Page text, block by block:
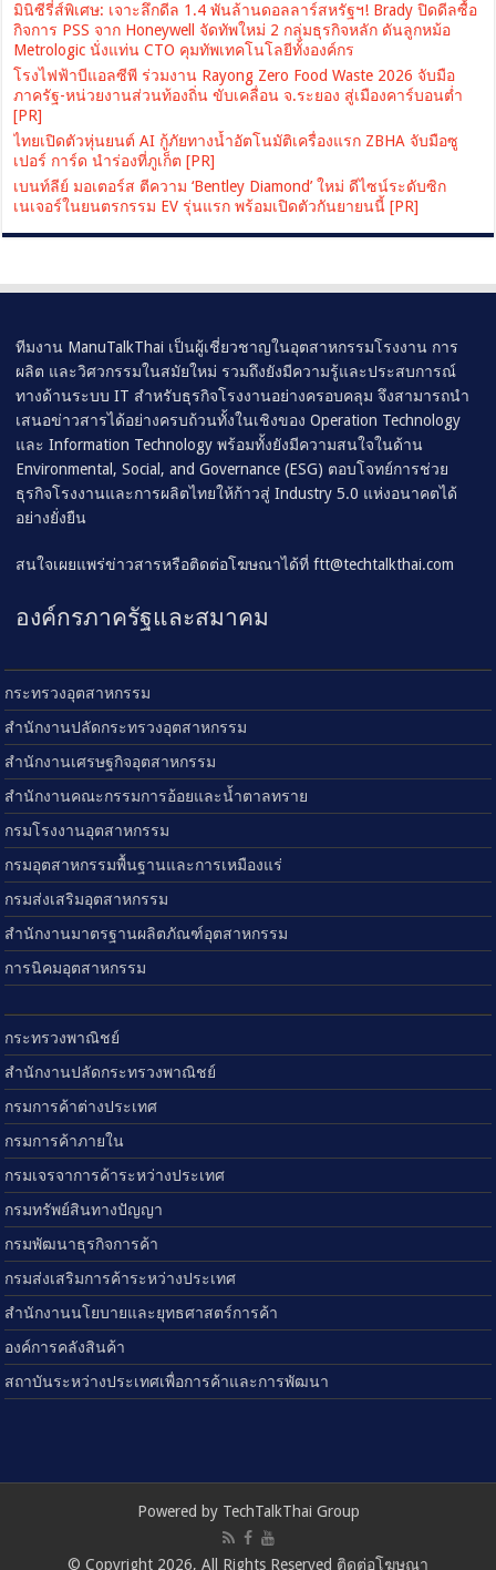
มินิซีรี่ส์พิเศษ: เจาะลึกดีล 1.4 พันล้านดอลลาร์สหรัฐฯ! Brady ปิดดีลซื้อ
กิจการ PSS จาก Honeywell จัดทัพใหม่ 2 กลุ่มธุรกิจหลัก ดันลูกหม้อ
Metrologic นั่งแท่น CTO คุมทัพเทคโนโลยีทั้งองค์กร
โรงไฟฟ้าบีแอลซีพี ร่วมงาน Rayong Zero Food Waste 2026 จับมือ
ภาครัฐ-หน่วยงานส่วนท้องถิ่น ขับเคลื่อน จ.ระยอง สู่เมืองคาร์บอนต่ำ
[PR]
ไทยเปิดตัวหุ่นยนต์ AI กู้ภัยทางน้ำอัตโนมัติเครื่องแรก ZBHA จับมือซู
เปอร์ การ์ด นำร่องที่ภูเก็ต [PR]
เบนท์ลีย์ มอเตอร์ส ตีความ ‘Bentley Diamond’ ใหม่ ดีไซน์ระดับซิก
เนเจอร์ในยนตรกรรม EV รุ่นแรก พร้อมเปิดตัวกันยายนนี้ [PR]
ทีมงาน ManuTalkThai เป็นผู้เชี่ยวชาญในอุตสาหกรรมโรงงาน การ
ผลิต และวิศวกรรมในสมัยใหม่ รวมถึงยังมีความรู้และประสบการณ์
ทางด้านระบบ IT สำหรับธุรกิจโรงงานอย่างครอบคลุม จึงสามารถนำ
เสนอข่าวสารได้อย่างครบถ้วนทั้งในเชิงของ Operation Technology
และ Information Technology พร้อมทั้งยังมีความสนใจในด้าน
Environmental, Social, and Governance (ESG) ตอบโจทย์การช่วย
ธุรกิจโรงงานและการผลิตไทยให้ก้าวสู่ Industry 5.0 แห่งอนาคตได้
อย่างยั่งยืน
สนใจเผยแพร่ข่าวสารหรือติดต่อโฆษณาได้ที่ftt@techtalkthai.com
องค์กรภาครัฐและสมาคม
กระทรวงอุตสาหกรรม
สำนักงานปลัดกระทรวงอุตสาหกรรม
สำนักงานเศรษฐกิจอุตสาหกรรม
สำนักงานคณะกรรมการอ้อยและน้ำตาลทราย
กรมโรงงานอุตสาหกรรม
กรมอุตสาหกรรมพื้นฐานและการเหมืองแร่
กรมส่งเสริมอุตสาหกรรม
สำนักงานมาตรฐานผลิตภัณฑ์อุตสาหกรรม
การนิคมอุตสาหกรรม
กระทรวงพาณิชย์
สำนักงานปลัดกระทรวงพาณิชย์
กรมการค้าต่างประเทศ
กรมการค้าภายใน
กรมเจรจาการค้าระหว่างประเทศ
กรมทรัพย์สินทางปัญญา
กรมพัฒนาธุรกิจการค้า
กรมส่งเสริมการค้าระหว่างประเทศ
สำนักงานนโยบายและยุทธศาสตร์การค้า
องค์การคลังสินค้า
สถาบันระหว่างประเทศเพื่อการค้าและการพัฒนา
Powered by TechTalkThai Group
© Copyright 2026, All Rights Reserved ติดต่อโฆษณา